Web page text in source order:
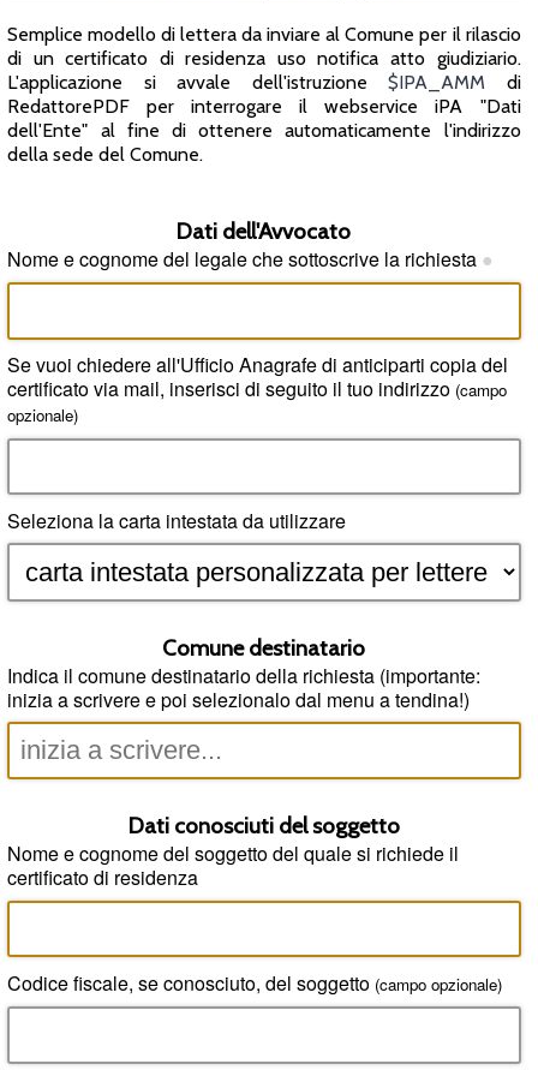
Semplice modello di lettera da inviare al Comune per il rilascio
di un certificato di residenza uso notifica atto giudiziario.
L'applicazione si avvale dell'istruzione$IPA_AMM di
RedattorePDF per interrogare il webservice iPA "Dati
dell'Ente" al fine di ottenere automaticamente l'indirizzo
della sede del Comune.
Dati dell'Avvocato
Nome e cognome del legale che sottoscrive la richiesta ●
Se vuoi chiedere all'Ufficio Anagrafe di anticiparti copia del
certificato via mail, inserisci di seguito il tuo indirizzo (campo
opzionale)
Seleziona la carta intestata da utilizzare
Comune destinatario
Indica il comune destinatario della richiesta (importante:
inizia a scrivere e poi selezionalo dal menu a tendina!)
Dati conosciuti del soggetto
Nome e cognome del soggetto del quale si richiede il
certificato di residenza
Codice fiscale, se conosciuto, del soggetto (campo opzionale)